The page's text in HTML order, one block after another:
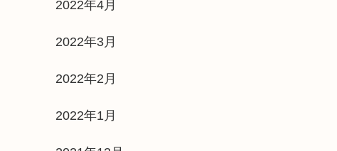
2022年4月
2022年3月
2022年2月
2022年1月